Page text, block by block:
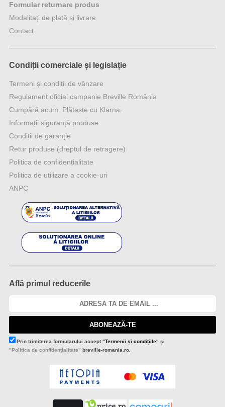
Formular returnare produs
Modalitați de plată și livrare
Contact
Condiții comerciale și legislație
Termeni și condiții de vânzare
Regulament oficial campanie Breville România
Cumpără acum. Plătește cu Klarna.
Informații siguranță produse
Condiții de garanție
Retur produse (dreptul de retragere)
Politica de confidențialitate
Politica de utilizare a cookie-uri
ANPC
Află primul reducerile
ABONEAZĂ-TE
Prin trimiterea formularului accept"Termenii și condițiile" și
"Politica de confidențialitate" breville-romania.ro.